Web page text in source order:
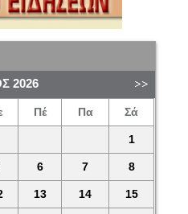
2026
Πέ Πα Σά
1
6 7 8
13 14 15